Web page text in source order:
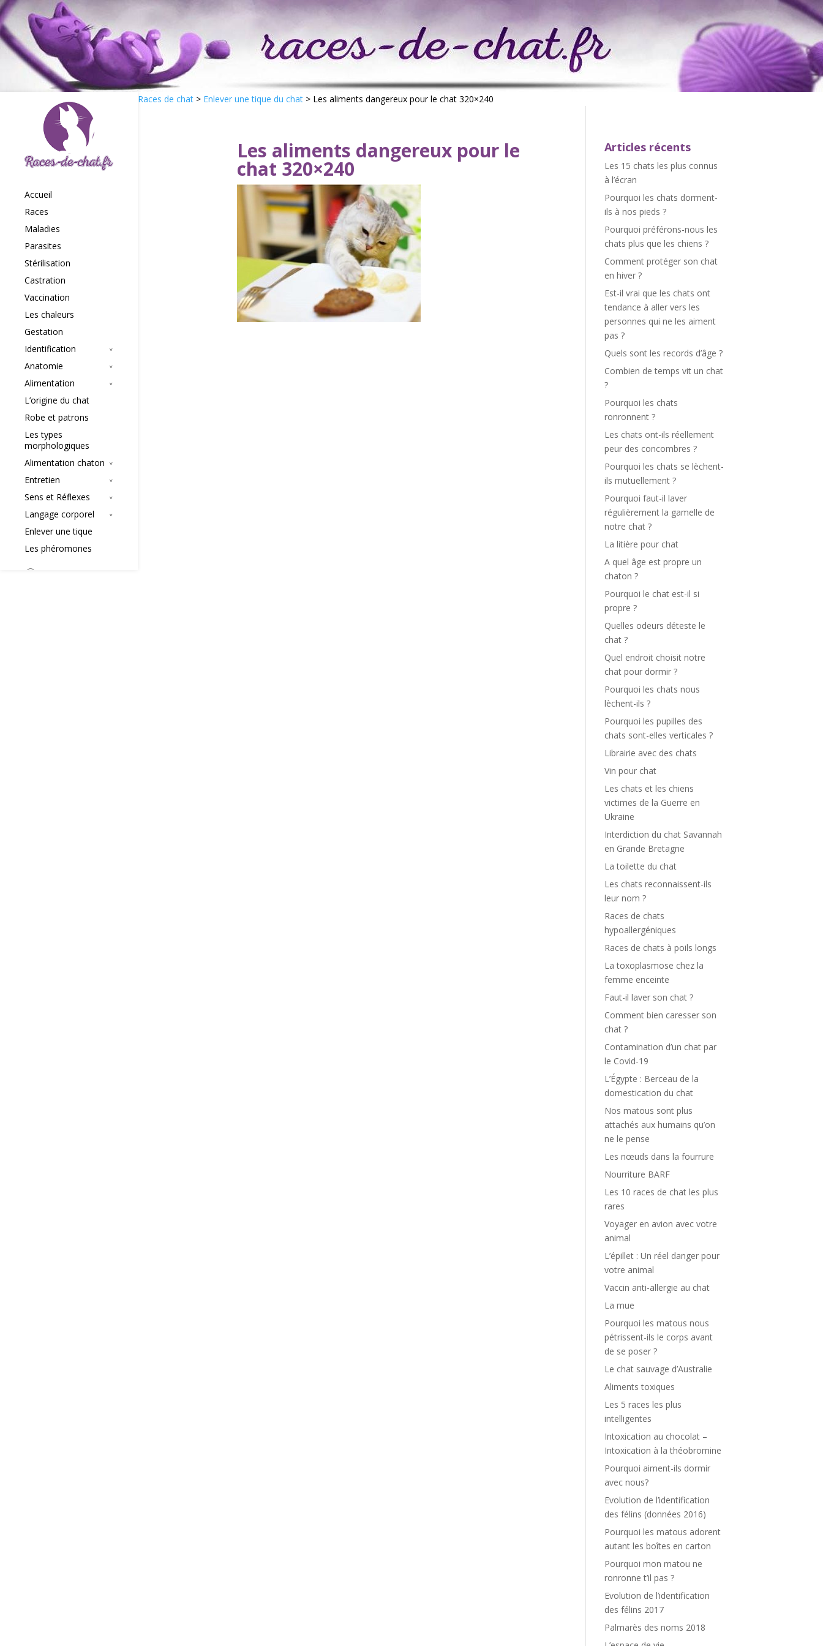
Accueil
Races
Maladies
Parasites
Stérilisation
Castration
Vaccination
Les chaleurs
Gestation
Identification
Anatomie
Alimentation
L’origine du chat
Robe et patrons
Les types
morphologiques
Alimentation chaton
Entretien
Sens et Réflexes
Langage corporel
Enlever une tique
Les phéromones
Races de chat > Enlever une tique du chat > Les aliments dangereux pour le chat 320×240
Les aliments dangereux pour le
chat 320×240
Articles récents
Les 15 chats les plus connus
à l’écran
Pourquoi les chats dorment-
ils à nos pieds ?
Pourquoi préférons-nous les
chats plus que les chiens ?
Comment protéger son chat
en hiver ?
Est-il vrai que les chats ont
tendance à aller vers les
personnes qui ne les aiment
pas ?
Quels sont les records d’âge ?
Combien de temps vit un chat
?
Pourquoi les chats
ronronnent ?
Les chats ont-ils réellement
peur des concombres ?
Pourquoi les chats se lèchent-
ils mutuellement ?
Pourquoi faut-il laver
régulièrement la gamelle de
notre chat ?
La litière pour chat
A quel âge est propre un
chaton ?
Pourquoi le chat est-il si
propre ?
Quelles odeurs déteste le
chat ?
Quel endroit choisit notre
chat pour dormir ?
Pourquoi les chats nous
lèchent-ils ?
Pourquoi les pupilles des
chats sont-elles verticales ?
Librairie avec des chats
Vin pour chat
Les chats et les chiens
victimes de la Guerre en
Ukraine
Interdiction du chat Savannah
en Grande Bretagne
La toilette du chat
Les chats reconnaissent-ils
leur nom ?
Races de chats
hypoallergéniques
Races de chats à poils longs
La toxoplasmose chez la
femme enceinte
Faut-il laver son chat ?
Comment bien caresser son
chat ?
Contamination d’un chat par
le Covid-19
L’Égypte : Berceau de la
domestication du chat
Nos matous sont plus
attachés aux humains qu’on
ne le pense
Les nœuds dans la fourrure
Nourriture BARF
Les 10 races de chat les plus
rares
Voyager en avion avec votre
animal
L’épillet : Un réel danger pour
votre animal
Vaccin anti-allergie au chat
La mue
Pourquoi les matous nous
pétrissent-ils le corps avant
de se poser ?
Le chat sauvage d’Australie
Aliments toxiques
Les 5 races les plus
intelligentes
Intoxication au chocolat –
Intoxication à la théobromine
Pourquoi aiment-ils dormir
avec nous?
Evolution de l’identification
des félins (données 2016)
Pourquoi les matous adorent
autant les boîtes en carton
Pourquoi mon matou ne
ronronne t’il pas ?
Evolution de l’identification
des félins 2017
Palmarès des noms 2018